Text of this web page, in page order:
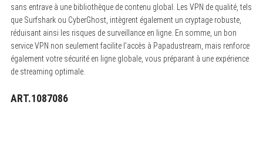
sans entrave à une bibliothèque de contenu global. Les VPN de qualité, tels
que Surfshark ou CyberGhost, intègrent également un cryptage robuste,
réduisant ainsi les risques de surveillance en ligne. En somme, un bon
service VPN non seulement facilite l’accès à Papadustream, mais renforce
également votre sécurité en ligne globale, vous préparant à une expérience
de streaming optimale.
ART.1087086